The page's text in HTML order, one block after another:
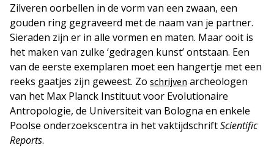
Zilveren oorbellen in de vorm van een zwaan, een
gouden ring gegraveerd met de naam van je partner.
Sieraden zijn er in alle vormen en maten. Maar ooit is
het maken van zulke ‘gedragen kunst’ ontstaan. Een
van de eerste exemplaren moet een hangertje met een
reeks gaatjes zijn geweest. Zo schrijven archeologen
van het Max Planck Instituut voor Evolutionaire
Antropologie, de Universiteit van Bologna en enkele
Poolse onderzoekscentra in het vaktijdschriftScientific
Reports.